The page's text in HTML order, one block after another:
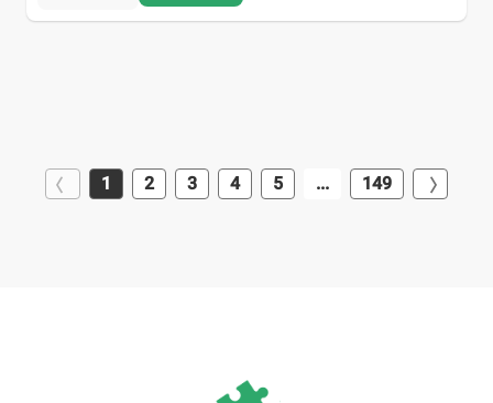
1 2 3 4 5 ... 149